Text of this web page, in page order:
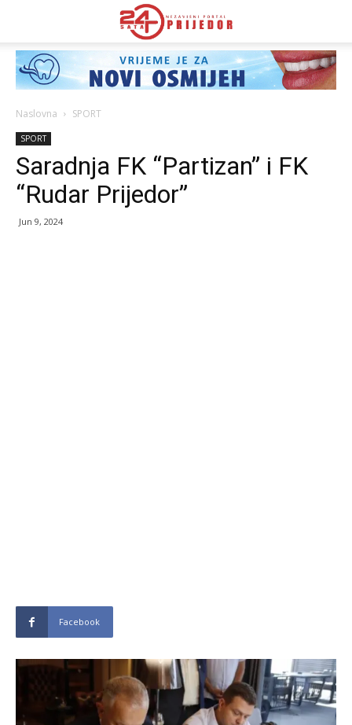
Naslovna SPORT
SPORT
Saradnja FK “Partizan” i FK
“Rudar Prijedor”
Jun 9, 2024
Facebook